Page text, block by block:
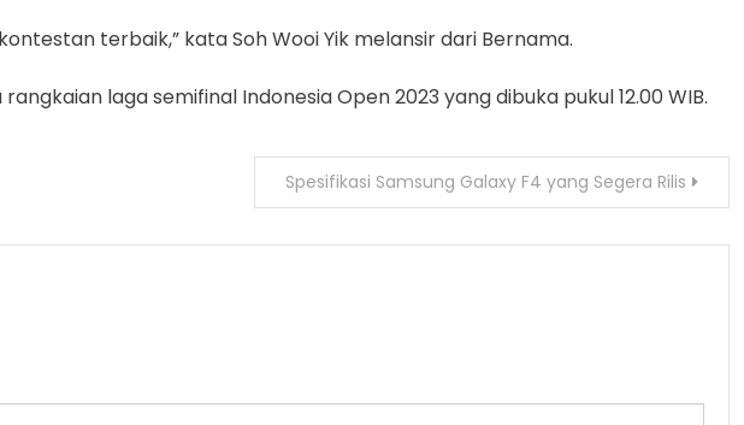
terbaik,” kata Soh Wooi Yik melansir dari Bernama.
laga semifinal Indonesia Open 2023 yang dibuka pukul 12.00 WIB.
Spesifikasi Samsung Galaxy F4 yang Segera Rilis